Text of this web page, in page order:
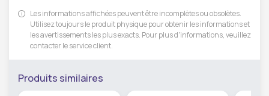
Les informations affichées peuvent être incomplètes ou obsolètes.
Utilisez toujours le produit physique pour obtenir les informations et
les avertissements les plus exacts. Pour plus d'informations, veuillez
contacter le service client.
Produits similaires